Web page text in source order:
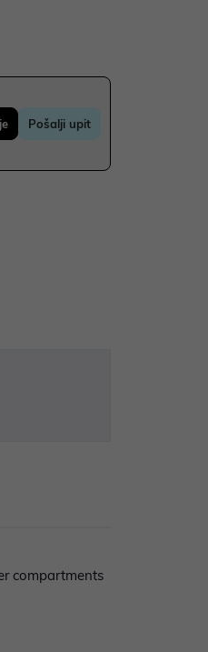
Pošalji upit
compartments